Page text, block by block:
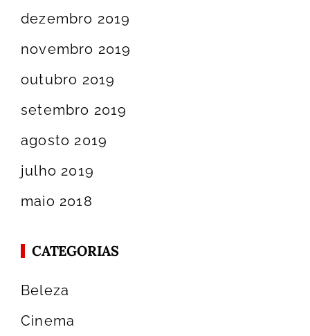
dezembro 2019
novembro 2019
outubro 2019
setembro 2019
agosto 2019
julho 2019
maio 2018
CATEGORIAS
Beleza
Cinema